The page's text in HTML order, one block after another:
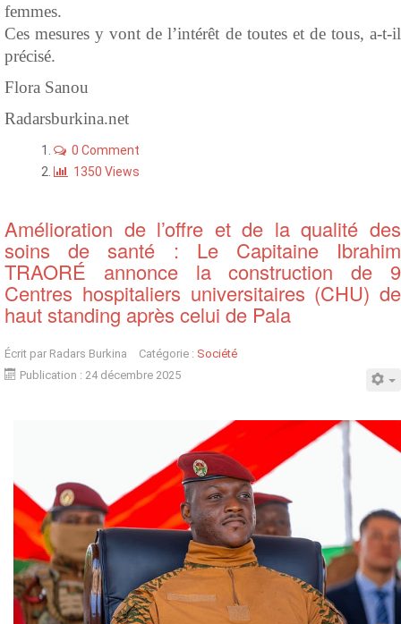
femmes.
Ces mesures y vont de l’intérêt de toutes et de tous, a-t-il
précisé.
Flora Sanou
Radarsburkina.net
0 Comment
1350 Views
Amélioration de l’offre et de la qualité des
soins de santé : Le Capitaine Ibrahim
TRAORÉ annonce la construction de 9
Centres hospitaliers universitaires (CHU) de
haut standing après celui de Pala
Écrit par Radars Burkina Catégorie : Société
Publication : 24 décembre 2025